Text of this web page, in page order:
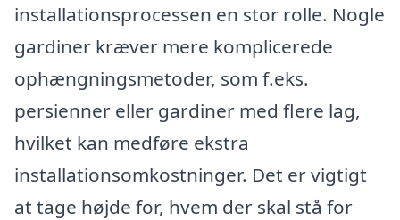
installationsprocessen en stor rolle. Nogle
gardiner kræver mere komplicerede
ophængningsmetoder, som f.eks.
persienner eller gardiner med flere lag,
hvilket kan medføre ekstra
installationsomkostninger. Det er vigtigt
at tage højde for, hvem der skal stå for